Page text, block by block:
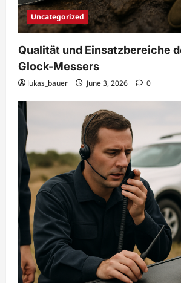
Uncategorized
Qualität und Einsatzbereiche
Glock-Messers
lukas_bauer June 3, 2026 0